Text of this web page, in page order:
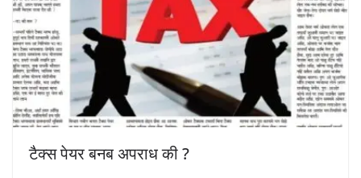
टैक्स पेयर बनब अपराध की ?